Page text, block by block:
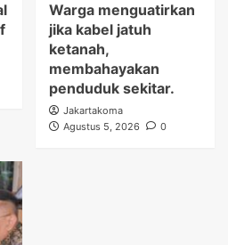
Warga menguatirkan
jika kabel jatuh
ketanah,
membahayakan
penduduk sekitar.
Jakartakoma
Agustus 5, 2026
0